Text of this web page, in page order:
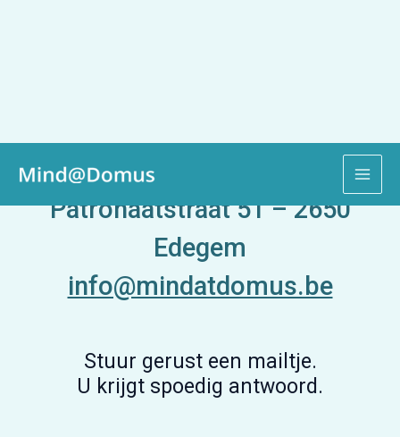
naar
de
MIND@DOMUS
Patronaatstraat 51 – 2650
Edegem
info@mindatdomus.be
Stuur gerust een mailtje.
U krijgt spoedig antwoord.